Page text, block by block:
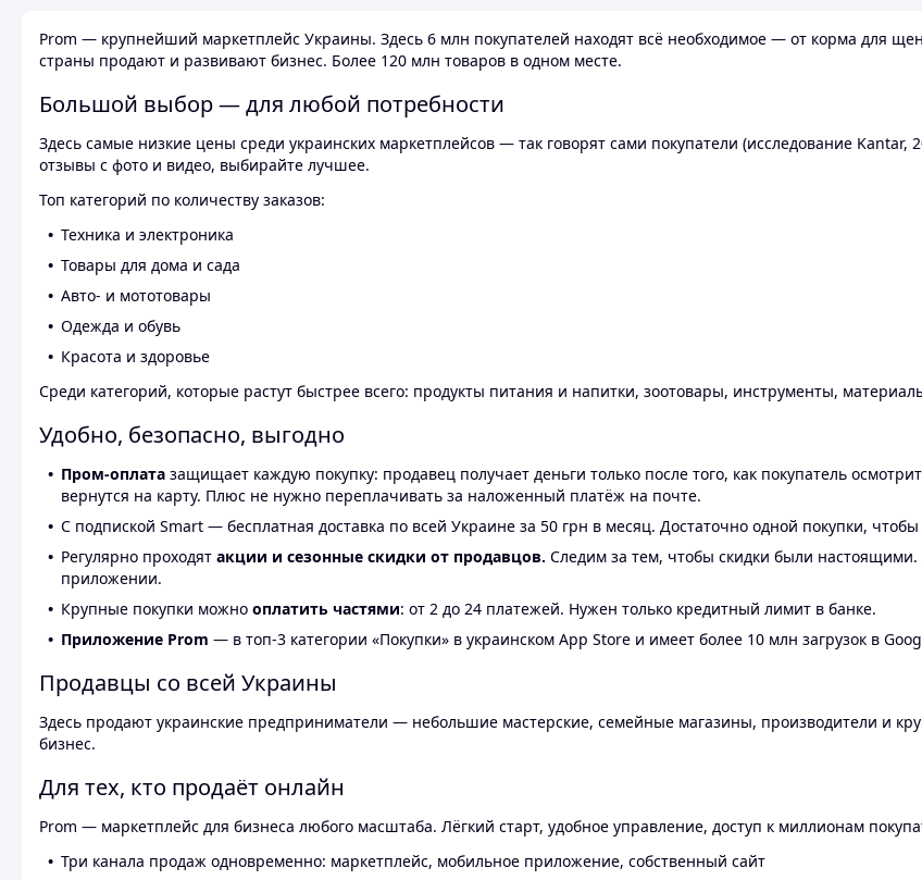
Prom — крупнейший маркетплейс Украины. Здесь 6 млн покупателей находят всё необходимое — от корма для
страны продают и развивают бизнес. Более 120 млн товаров в одном месте.
Большой выбор — для любой потребности
Здесь самые низкие цены среди украинских маркетплейсов — так говорят сами покупатели (исследование
отзывы с фото и видео, выбирайте лучшее.
Топ категорий по количеству заказов:
Техника и электроника
Товары для дома и сада
Авто- и мототовары
Одежда и обувь
Красота и здоровье
Среди категорий, которые растут быстрее всего: продукты питания и напитки, зоотовары, инструменты,
Удобно, безопасно, выгодно
Пром-оплата защищает каждую покупку: продавец получает деньги только после того, как покупатель
вернутся на карту. Плюс не нужно переплачивать за наложенный платёж на почте.
С подпиской Smart — бесплатная доставка по всей Украине за 50 грн в месяц. Достаточно одной покупки, чтобы
Регулярно проходят акции и сезонные скидки от продавцов. Следим за тем, чтобы скидки были
приложении.
Крупные покупки можно оплатить частями: от 2 до 24 платежей. Нужен только кредитный лимит в банке.
Приложение Prom — в топ-3 категории «Покупки» в украинском App Store и имеет более 10 млн загрузок в
Продавцы со всей Украины
Здесь продают украинские предприниматели — небольшие мастерские, семейные магазины, производители и
бизнес.
Для тех, кто продаёт онлайн
Prom — маркетплейс для бизнеса любого масштаба. Лёгкий старт, удобное управление, доступ к миллионам
Три канала продаж одновременно: маркетплейс, мобильное приложение, собственный сайт